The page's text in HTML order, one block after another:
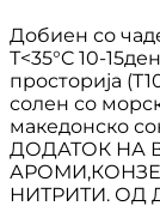
Добиен со
Т<35°C 10-
просторија
солен со
македонско
ДОДАТОК НА
НИТРИТИ.